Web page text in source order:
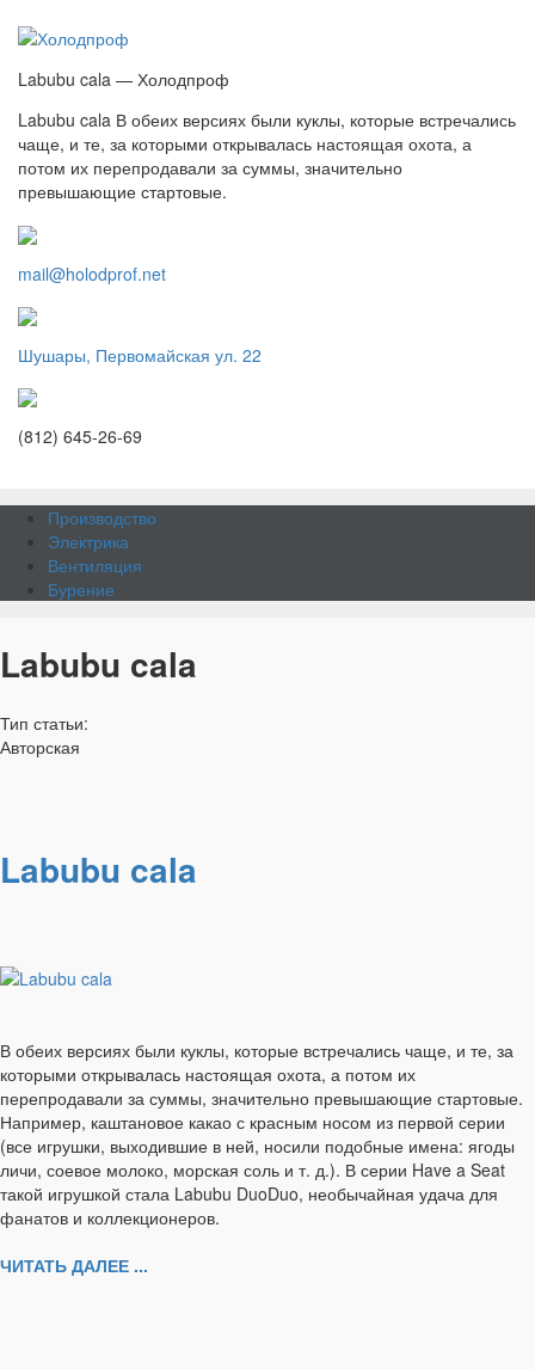
Labubu cala — Холодпроф
Labubu cala В обеих версиях были куклы, которые встречались
чаще, и те, за которыми открывалась настоящая охота, а
потом их перепродавали за суммы, значительно
превышающие стартовые.
mail@holodprof.net
Шушары, Первомайская ул. 22
(812) 645-26-69
Производство
Электрика
Вентиляция
Бурение
Labubu cala
Тип статьи:
Авторская
Labubu cala
В обеих версиях были куклы, которые встречались чаще, и те, за
которыми открывалась настоящая охота, а потом их
перепродавали за суммы, значительно превышающие стартовые.
Например, каштановое какао с красным носом из первой серии
(все игрушки, выходившие в ней, носили подобные имена: ягоды
личи, соевое молоко, морская соль и т. д.). В серии Have a Seat
такой игрушкой стала Labubu DuoDuo, необычайная удача для
фанатов и коллекционеров.
ЧИТАТЬ ДАЛЕЕ ...